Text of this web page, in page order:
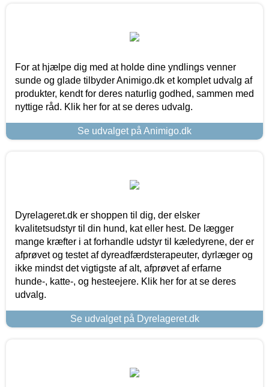
For at hjælpe dig med at holde dine yndlings venner
sunde og glade tilbyder Animigo.dk et komplet udvalg af
produkter, kendt for deres naturlig godhed, sammen med
nyttige råd. Klik her for at se deres udvalg.
Se udvalget på Animigo.dk
Dyrelageret.dk er shoppen til dig, der elsker
kvalitetsudstyr til din hund, kat eller hest. De lægger
mange kræfter i at forhandle udstyr til kæledyrene, der er
afprøvet og testet af dyreadfærdsterapeuter, dyrlæger og
ikke mindst det vigtigste af alt, afprøvet af erfarne
hunde-, katte-, og hesteejere. Klik her for at se deres
udvalg.
Se udvalget på Dyrelageret.dk